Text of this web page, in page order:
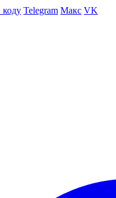
коду Telegram Макс VK